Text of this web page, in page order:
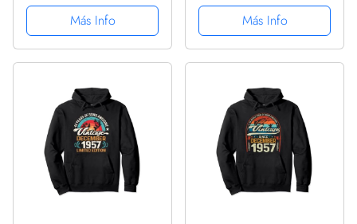
cumpleaños 66
Sudadera
Más Info
1957 - cumpleaños 66
Sudadera con Capucha
Más Info